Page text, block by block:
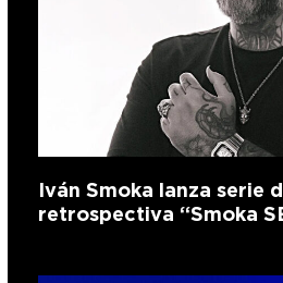
Iván Smoka lanza serie
retrospectiva “Smoka